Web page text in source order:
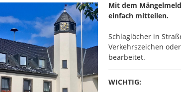
Mit dem
einfach mitteilen.
​Schlaglöcher in
Verkehrszeichen
bearbeitet.
WICHTIG: